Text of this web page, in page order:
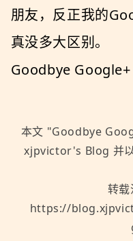
朋友，反正我的
真没多大区别。
Goodbye Google+
本文 "Goodbye
xjpvictor's Blog 并
转
https://